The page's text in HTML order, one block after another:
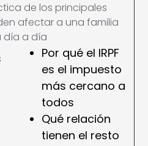
de los principales
afectar a una familia
día a día
Por qué el IRPF
es el impuesto
más cercano a
todos
Qué relación
tienen el resto